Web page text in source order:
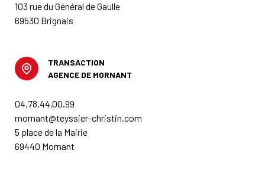
103 rue du Général de Gaulle
69530 Brignais
TRANSACTION
AGENCE DE MORNANT
04.78.44.00.99
mornant@teyssier-christin.com
5 place de la Mairie
69440 Mornant